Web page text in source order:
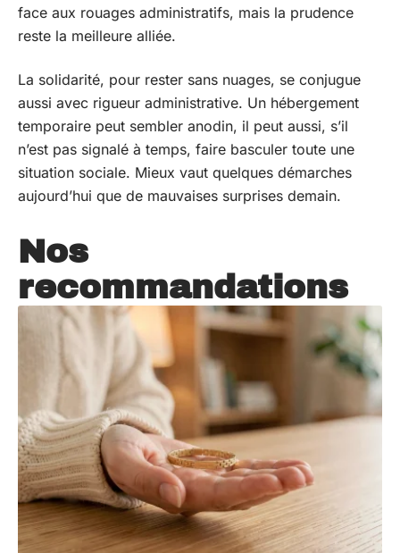
face aux rouages administratifs, mais la prudence
reste la meilleure alliée.
La solidarité, pour rester sans nuages, se conjugue
aussi avec rigueur administrative. Un hébergement
temporaire peut sembler anodin, il peut aussi, s’il
n’est pas signalé à temps, faire basculer toute une
situation sociale. Mieux vaut quelques démarches
aujourd’hui que de mauvaises surprises demain.
Nos
recommandations